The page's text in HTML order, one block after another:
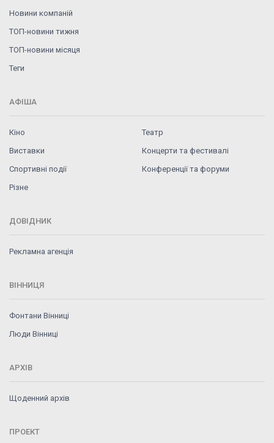
Новини компаній
ТОП-новини тижня
ТОП-новини місяця
Теги
АФІША
Кіно
Театр
Виставки
Концерти та фестивалі
Спортивні події
Конференції та форуми
Різне
ДОВІДНИК
Рекламна агенція
ВІННИЦЯ
Фонтани Вінниці
Люди Вінниці
АРХІВ
Щоденний архів
ПРОЕКТ